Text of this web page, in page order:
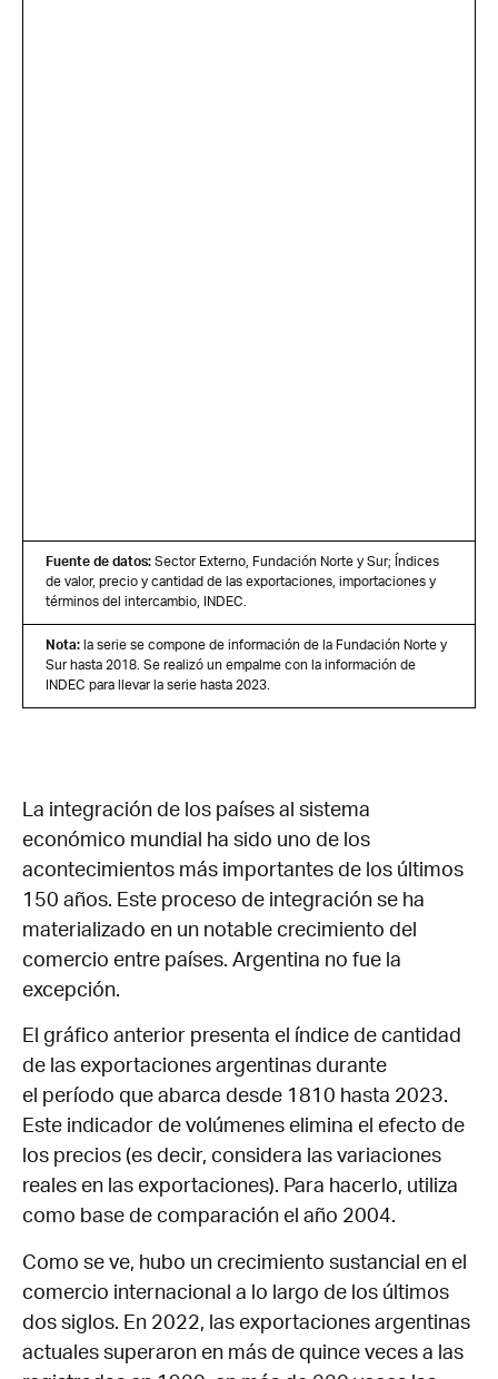
Fuente de datos: Sector Externo, Fundación Norte y Sur; Índices
de valor, precio y cantidad de las exportaciones, importaciones y
términos del intercambio, INDEC.
Nota: la serie se compone de información de la Fundación Norte y
Sur hasta 2018. Se realizó un empalme con la información de
INDEC para llevar la serie hasta 2023.
La integración de los países al sistema
económico mundial ha sido uno de los
acontecimientos más importantes de los últimos
150 años. Este proceso de integración se ha
materializado en un notable crecimiento del
comercio entre países. Argentina no fue la
excepción.
El gráfico anterior presenta el índice de cantidad
de las exportaciones argentinas durante
el período que abarca desde 1810 hasta 2023.
Este indicador de volúmenes elimina el efecto de
los precios (es decir, considera las variaciones
reales en las exportaciones). Para hacerlo, utiliza
como base de comparación el año 2004.
Como se ve, hubo un crecimiento sustancial en el
comercio internacional a lo largo de los últimos
dos siglos. En 2022, las exportaciones argentinas
actuales superaron en más de quince veces a las